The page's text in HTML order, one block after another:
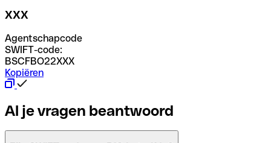
XXX
Agentschapcode
SWIFT-code:
BSCFBO22XXX
Kopiëren
Al je vragen beantwoord